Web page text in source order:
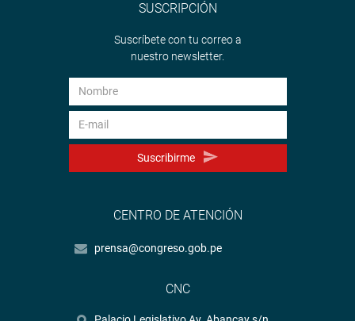
SUSCRIPCIÓN
Suscríbete con tu correo a
nuestro newsletter.
Suscribirme
CENTRO DE ATENCIÓN
prensa@congreso.gob.pe
CNC